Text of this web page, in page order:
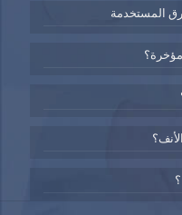
المستخدمة